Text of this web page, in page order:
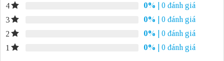
4
0%
| 0 đánh giá
3
0%
| 0 đánh giá
2
0%
| 0 đánh giá
1
0% | 0 đánh giá